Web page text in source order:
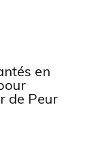
en
de Peur